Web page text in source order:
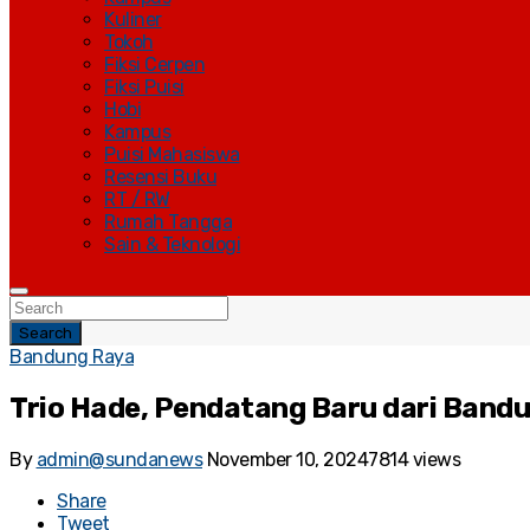
Kuliner
Tokoh
Fiksi Cerpen
Fiksi Puisi
Hobi
Kampus
Puisi Mahasiswa
Resensi Buku
RT / RW
Rumah Tangga
Sain & Teknologi
Search
Bandung Raya
Trio Hade, Pendatang Baru dari
By admin@sundanews November 10, 20247814 views
Share
Tweet